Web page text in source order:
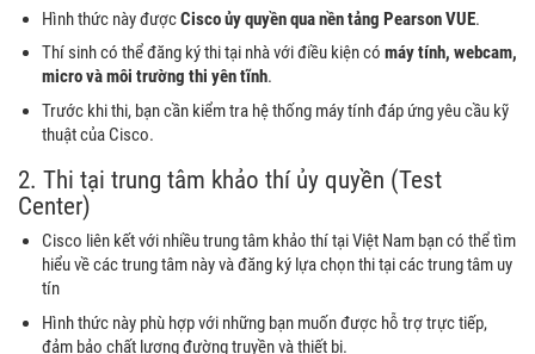
Hình thức này đượcCisco ủy quyền qua nền tảng Pearson VUE.
Thí sinh có thể đăng ký thi tại nhà với điều kiện có máy tính, webcam,
micro và môi trường thi yên tĩnh.
Trước khi thi, bạn cần kiểm tra hệ thống máy tính đáp ứng yêu cầu kỹ
thuật của Cisco.
2. Thi tại trung tâm khảo thí ủy quyền (Test
Center)
Cisco liên kết với nhiều trung tâm khảo thí tại Việt Nam bạn có thể tìm
hiểu về các trung tâm này và đăng ký lựa chọn thi tại các trung tâm uy
tín
Hình thức này phù hợp với những bạn muốn được hỗ trợ trực tiếp,
đảm bảo chất lượng đường truyền và thiết bị.